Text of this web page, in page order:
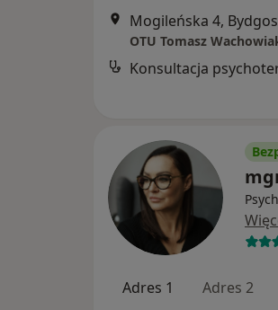
Mogileńska 4,
OTU Tomasz
Adres 1 Adres 2